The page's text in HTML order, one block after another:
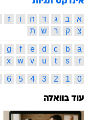
א ב ג ד ה ו ז
צ
ק ר ש ת
a
b
c
d
e
f
g
r
s
t
u
v
w
x
0
1
2
3
4
5
6
עוד בוואלה